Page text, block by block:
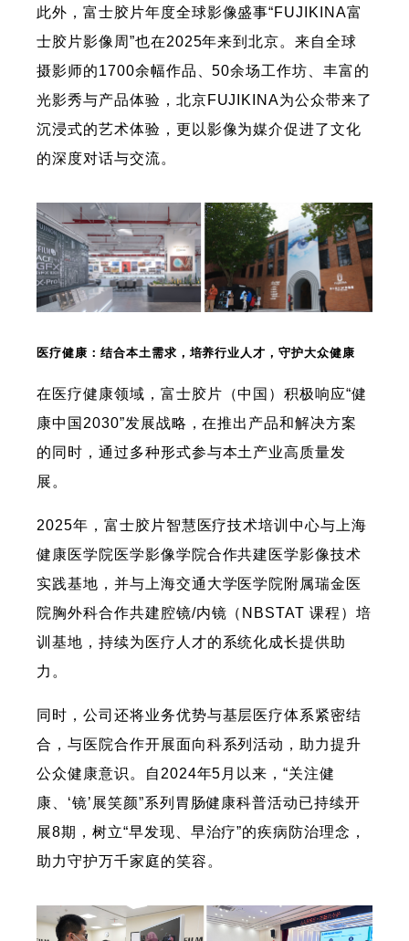
此外，富士胶片年度全球影像盛事“FUJIKINA富
士胶片影像周”也在2025年来到北京。来自全球
摄影师的1700余幅作品、50余场工作坊、丰富的
光影秀与产品体验，北京FUJIKINA为公众带来了
沉浸式的艺术体验，更以影像为媒介促进了文化
的深度对话与交流。
医疗健康：结合本土需求，培养行业人才，守护大众健康
在医疗健康领域，富士胶片（中国）积极响应“健
康中国2030”发展战略，在推出产品和解决方案
的同时，通过多种形式参与本土产业高质量发
展。
2025年，富士胶片智慧医疗技术培训中心与上海
健康医学院医学影像学院合作共建医学影像技术
实践基地，并与上海交通大学医学院附属瑞金医
院胸外科合作共建腔镜/内镜（NBSTAT 课程）培
训基地，持续为医疗人才的系统化成长提供助
力。
同时，公司还将业务优势与基层医疗体系紧密结
合，与医院合作开展面向科系列活动，助力提升
公众健康意识。自2024年5月以来，“关注健
康、‘镜’展笑颜”系列胃肠健康科普活动已持续开
展8期，树立“早发现、早治疗”的疾病防治理念，
助力守护万千家庭的笑容。